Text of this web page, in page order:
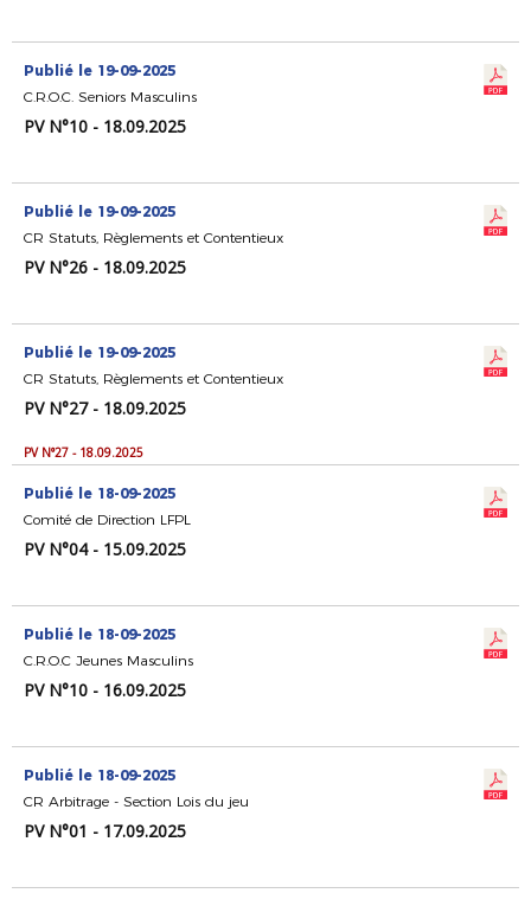
Publié le 19-09-2025
C.R.O.C. Seniors Masculins
PV N°10 - 18.09.2025
Publié le 19-09-2025
CR Statuts, Règlements et Contentieux
PV N°26 - 18.09.2025
Publié le 19-09-2025
CR Statuts, Règlements et Contentieux
PV N°27 - 18.09.2025
PV N°27 - 18.09.2025
Publié le 18-09-2025
Comité de Direction LFPL
PV N°04 - 15.09.2025
Publié le 18-09-2025
C.R.O.C Jeunes Masculins
PV N°10 - 16.09.2025
Publié le 18-09-2025
CR Arbitrage - Section Lois du jeu
PV N°01 - 17.09.2025